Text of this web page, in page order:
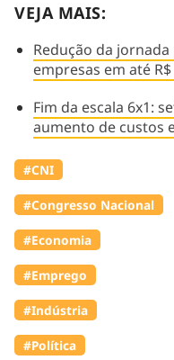
VEJA MAIS:
Redução da
empresas em até
Fim da escala 6x1:
aumento de custos
#CNI
#Congresso Nacional
#Economia
#Emprego
#Indústria
#Política